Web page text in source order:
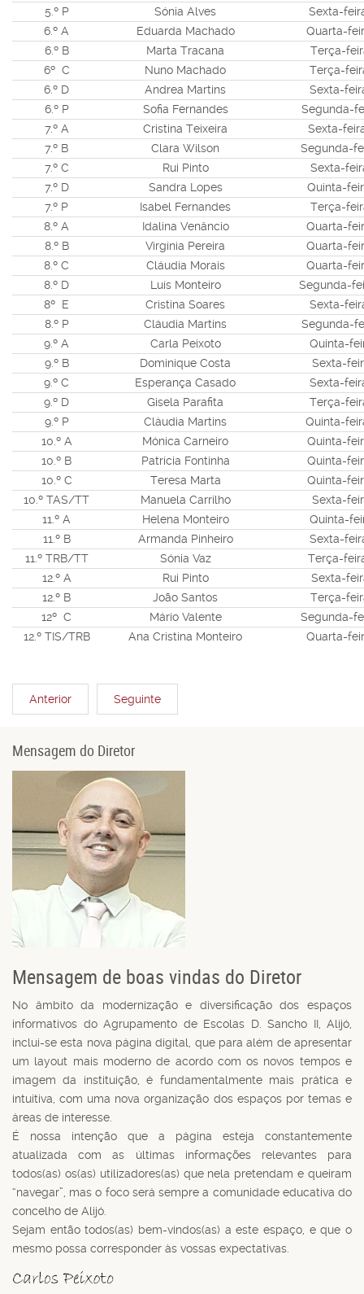
5.º P
Sónia Alves
Sexta-
6.º A
Eduarda Machado
Quarta-
6.º B
Marta Tracana
Terça-
6º C
Nuno Machado
Terça-
6.º D
Andrea Martins
Sexta-
6.º P
Sofia Fernandes
Segunda-
7.º A
Cristina Teixeira
Sexta-
7.º B
Clara Wilson
Segunda-
7.º C
Rui Pinto
Sexta-
7.º D
Sandra Lopes
Quinta-
7.º P
Isabel Fernandes
Terça-
8.º A
Idalina Venâncio
Quarta-
8.º B
Virgínia Pereira
Quarta-
8.º C
Cláudia Morais
Quarta-
8.º D
Luís Monteiro
Segunda-
8º E
Cristina Soares
Sexta-
8.º P
Cláudia Martins
Segunda-
9.º A
Carla Peixoto
Quinta-
9.º B
Dominique Costa
Sexta-
9.º C
Esperança Casado
Sexta-
9.º D
Gisela Parafita
Terça-
9.º P
Cláudia Martins
Quinta-
10.º A
Mónica Carneiro
Quinta-
10.º B
Patrícia Fontinha
Quinta-
10.º C
Teresa Marta
Quinta-
10.º TAS/TT
Manuela Carrilho
Sexta-
11.º A
Helena Monteiro
Quinta-
11.º B
Armanda Pinheiro
Sexta-
11.º TRB/TT
Sónia Vaz
Terça-
12.º A
Rui Pinto
Sexta-
12.º B
João Santos
Terça-
12º C
Mário Valente
Segunda-
12.º TIS/TRB
Ana Cristina Monteiro Quarta-
Anterior Seguinte
Mensagem do Diretor
Mensagem de boas vindas do Diretor
No âmbito da modernização e diversificação dos espaços
informativos do Agrupamento de Escolas D. Sancho II, Alijó,
inclui-se esta nova página digital, que para além de apresentar
um layout mais moderno de acordo com os novos tempos e
imagem da instituição, é fundamentalmente mais prática e
intuitiva, com uma nova organização dos espaços por temas e
áreas de interesse.
É nossa intenção que a página esteja constantemente
atualizada com as últimas informações relevantes para
todos(as) os(as) utilizadores(as) que nela pretendam e queiram
“navegar”, mas o foco será sempre a comunidade educativa do
concelho de Alijó.
Sejam então todos(as) bem-vindos(as) a este espaço, e que o
mesmo possa corresponder às vossas expectativas.